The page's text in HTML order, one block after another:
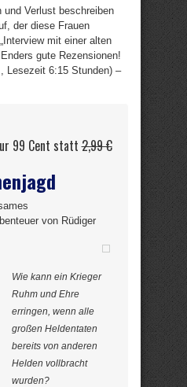
und Verlust beschreiben
der diese Frauen
mit einer alten
gute Rezensionen!
Lesezeit 6:15 Stunden) –
99 Cent statt2,99 €
von Rüdiger
Wie kann ein Krieger
Ruhm und Ehre
erringen, wenn alle
großen Heldentaten
bereits von anderen
Helden vollbracht
wurden?